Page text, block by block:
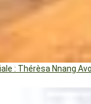
: Thérèsa Nnang